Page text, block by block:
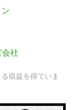
会社
収益を得ていま